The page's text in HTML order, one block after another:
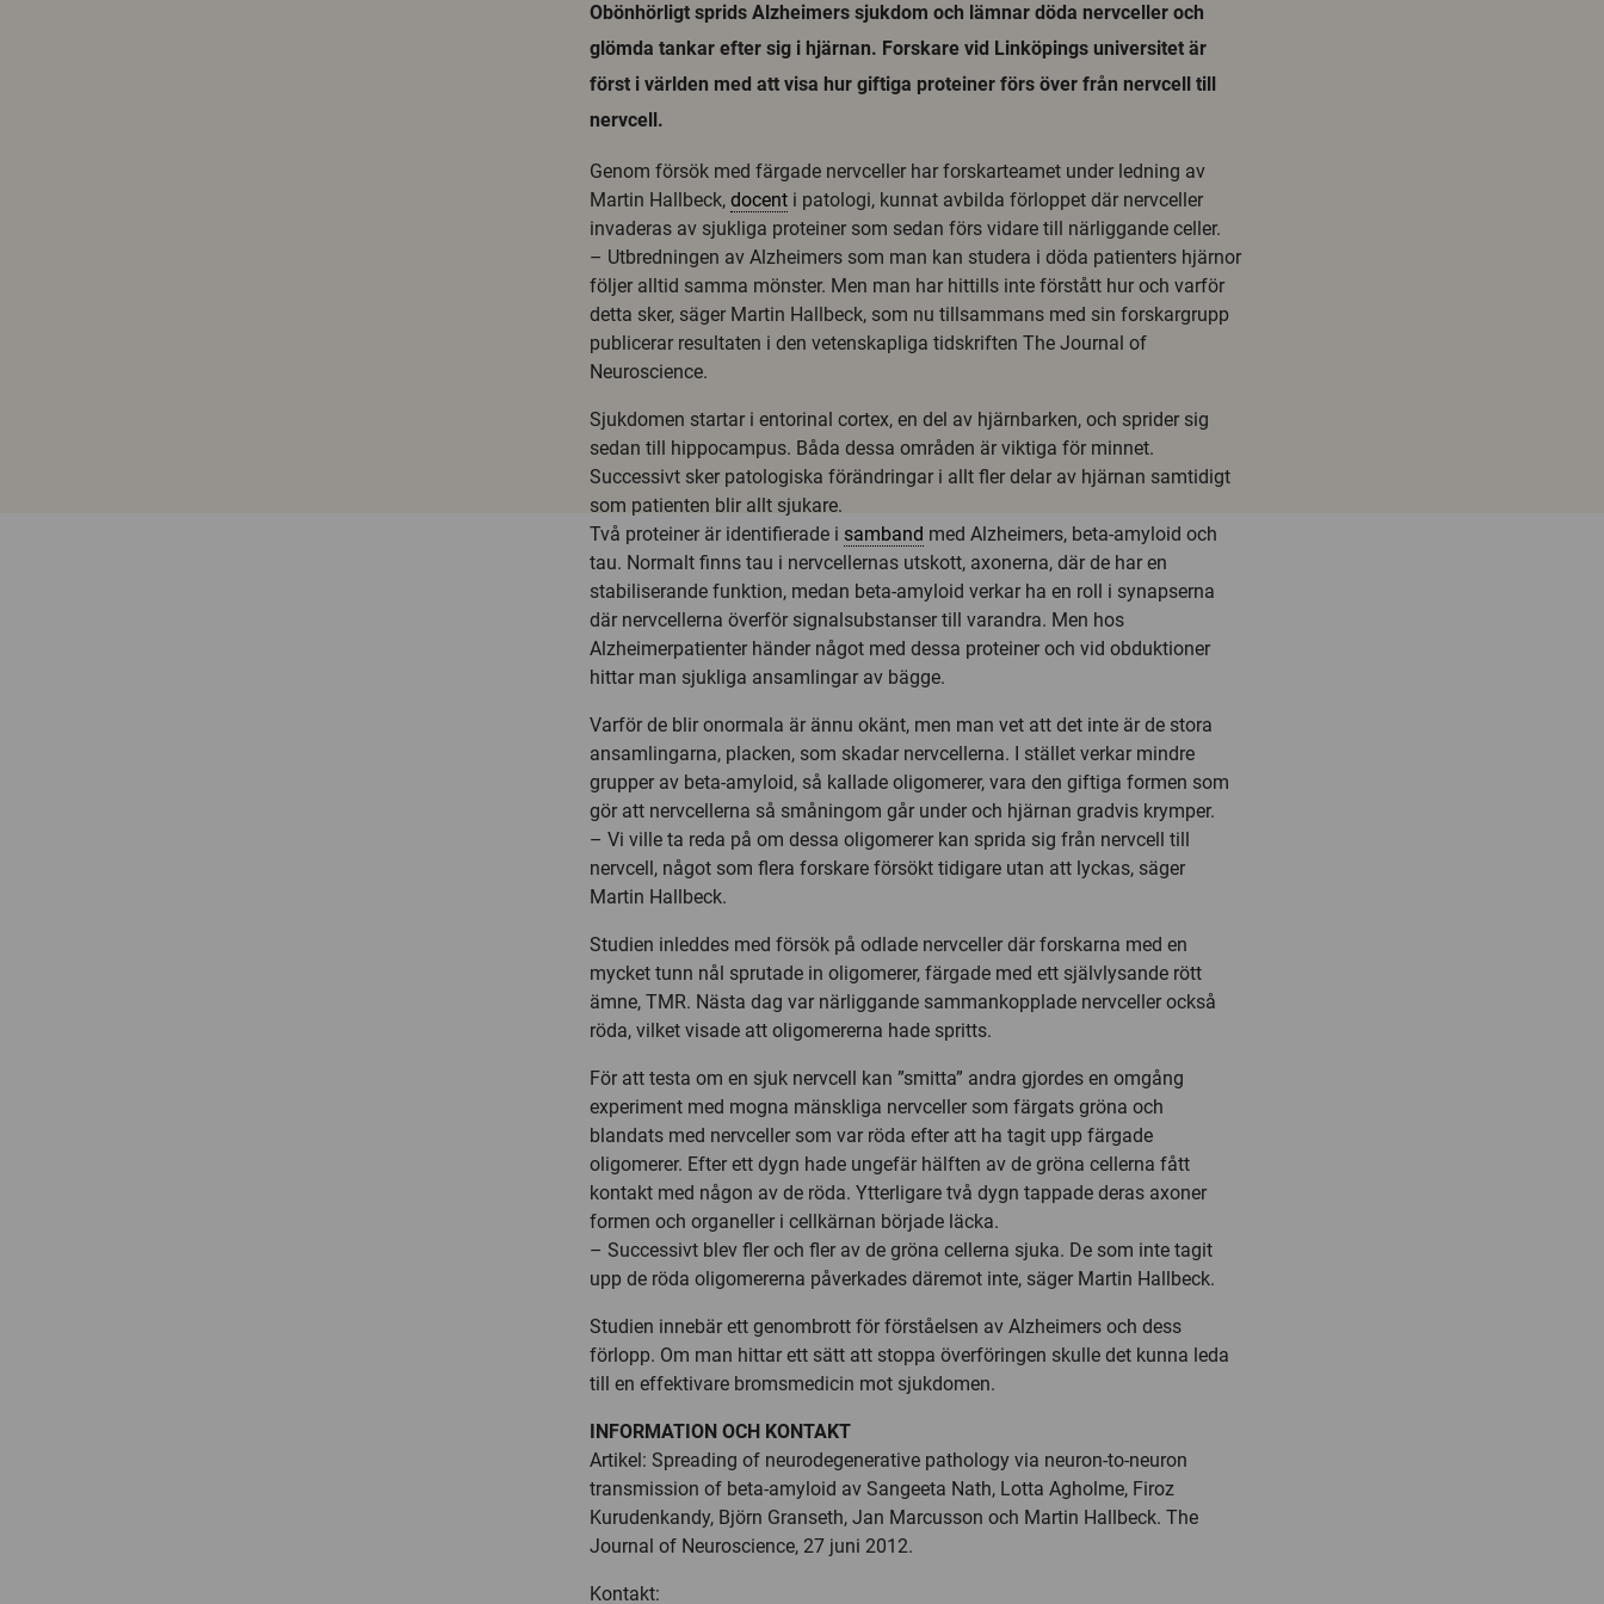
Obönhörligt sprids Alzheimers sjukdom och lämnar döda nervceller och
glömda tankar efter sig i hjärnan. Forskare vid Linköpings universitet är
först i världen med att visa hur giftiga proteiner förs över från nervcell till
nervcell.
Genom försök med färgade nervceller har forskarteamet under ledning av
Martin Hallbeck, docent i patologi, kunnat avbilda förloppet där nervceller
invaderas av sjukliga proteiner som sedan förs vidare till närliggande celler.
– Utbredningen av Alzheimers som man kan studera i döda patienters hjärnor
följer alltid samma mönster. Men man har hittills inte förstått hur och varför
detta sker, säger Martin Hallbeck, som nu tillsammans med sin forskargrupp
publicerar resultaten i den vetenskapliga tidskriften The Journal of
Neuroscience.
Sjukdomen startar i entorinal cortex, en del av hjärnbarken, och sprider sig
sedan till hippocampus. Båda dessa områden är viktiga för minnet.
Successivt sker patologiska förändringar i allt fler delar av hjärnan samtidigt
som patienten blir allt sjukare.
Två proteiner är identifierade i samband med Alzheimers, beta-amyloid och
tau. Normalt finns tau i nervcellernas utskott, axonerna, där de har en
stabiliserande funktion, medan beta-amyloid verkar ha en roll i synapserna
där nervcellerna överför signalsubstanser till varandra. Men hos
Alzheimerpatienter händer något med dessa proteiner och vid obduktioner
hittar man sjukliga ansamlingar av bägge.
Varför de blir onormala är ännu okänt, men man vet att det inte är de stora
ansamlingarna, placken, som skadar nervcellerna. I stället verkar mindre
grupper av beta-amyloid, så kallade oligomerer, vara den giftiga formen som
gör att nervcellerna så småningom går under och hjärnan gradvis krymper.
– Vi ville ta reda på om dessa oligomerer kan sprida sig från nervcell till
nervcell, något som flera forskare försökt tidigare utan att lyckas, säger
Martin Hallbeck.
Studien inleddes med försök på odlade nervceller där forskarna med en
mycket tunn nål sprutade in oligomerer, färgade med ett självlysande rött
ämne, TMR. Nästa dag var närliggande sammankopplade nervceller också
röda, vilket visade att oligomererna hade spritts.
För att testa om en sjuk nervcell kan ”smitta” andra gjordes en omgång
experiment med mogna mänskliga nervceller som färgats gröna och
blandats med nervceller som var röda efter att ha tagit upp färgade
oligomerer. Efter ett dygn hade ungefär hälften av de gröna cellerna fått
kontakt med någon av de röda. Ytterligare två dygn tappade deras axoner
formen och organeller i cellkärnan började läcka.
– Successivt blev fler och fler av de gröna cellerna sjuka. De som inte tagit
upp de röda oligomererna påverkades däremot inte, säger Martin Hallbeck.
Studien innebär ett genombrott för förståelsen av Alzheimers och dess
förlopp. Om man hittar ett sätt att stoppa överföringen skulle det kunna leda
till en effektivare bromsmedicin mot sjukdomen.
INFORMATION OCH KONTAKT
Artikel: Spreading of neurodegenerative pathology via neuron-to-neuron
transmission of beta-amyloid av Sangeeta Nath, Lotta Agholme, Firoz
Kurudenkandy, Björn Granseth, Jan Marcusson och Martin Hallbeck. The
Journal of Neuroscience, 27 juni 2012.
Kontakt: